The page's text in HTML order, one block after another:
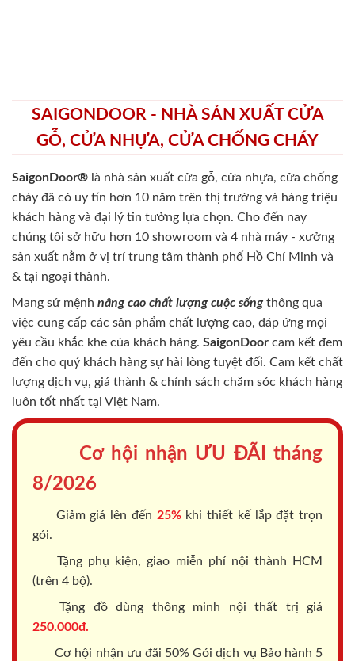
SAIGONDOOR - NHÀ SẢN XUẤT CỬA
GỖ, CỬA NHỰA, CỬA CHỐNG CHÁY
SaigonDoor® là nhà sản xuất cửa gỗ, cửa nhựa, cửa chống
cháy đã có uy tín hơn 10 năm trên thị trường và hàng triệu
khách hàng và đại lý tin tưởng lựa chọn. Cho đến nay
chúng tôi sở hữu hơn 10 showroom và 4 nhà máy - xưởng
sản xuất nằm ở vị trí trung tâm thành phố Hồ Chí Minh và
& tại ngoại thành.
Mang sứ mệnh nâng cao chất lượng cuộc sốngthông qua
việc cung cấp các sản phẩm chất lượng cao, đáp ứng mọi
yêu cầu khắc khe của khách hàng. SaigonDoor cam kết đem
đến cho quý khách hàng sự hài lòng tuyệt đối. Cam kết chất
lượng dịch vụ, giá thành & chính sách chăm sóc khách hàng
luôn tốt nhất tại Việt Nam.
Cơ hội nhận ƯU ĐÃI tháng
8/2026
Giảm giá lên đến 25%khi thiết kế lắp đặt trọn
gói.
Tặng phụ kiện, giao miễn phí nội thành HCM
(trên 4 bộ).
Tặng đồ dùng thông minh nội thất trị giá
250.000đ.
Cơ hội nhận ưu đãi 50% Gói dịch vụ Bảo hành 5